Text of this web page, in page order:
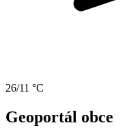
26/11 °C
Geoportál obce